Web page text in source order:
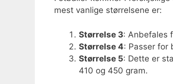
mest vanlige størrelsene er:
Størrelse 3: Anbefales
Størrelse 4: Passer for
Størrelse 5: Dette er
410 og 450 gram.